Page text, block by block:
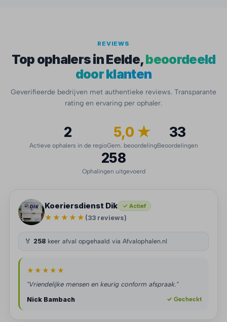
REVIEWS
Top ophalers in Eelde,beoordeeld
door klanten
Geverifieerde bedrijven met authentieke reviews. Transparante
rating en ervaring per ophaler.
2
Actieve ophalers in de regio
5,0 ★
Gem. beoordeling
33
Beoordelingen
258
Ophalingen uitgevoerd
Koeriersdienst Dik ✓ Actief
★★★★★ (33 reviews)
🏅 258 keer afval opgehaald via Afvalophalen.nl
★★★★★
"Vriendelijke mensen en keurig conform afspraak."
Nick Bambach
✓ Gecheckt